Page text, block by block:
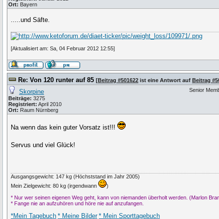
Ort: Bayern
.....und Säfte.
[Aktualisiert am: Sa, 04 Februar 2012 12:55]
Re: Von 120 runter auf 85 [Beitrag #501622 ist eine Antwort auf Beitrag
Skorpine
Beiträge: 3275
Registriert: April 2010
Ort: Raum Nürnberg
Senior
Na wenn das kein guter Vorsatz ist!!!
Servus und viel Glück!
Ausgangsgewicht: 147 kg (Höchststand im Jahr 2005)
Mein Zielgewicht: 80 kg (irgendwann
)
* Nur wer seinen eigenen Weg geht, kann von niemanden überholt werden. (Marlon
* Fange nie an aufzuhören und höre nie auf anzufangen.
*Mein Tagebuch * Meine Bilder * Mein Sporttagebuch